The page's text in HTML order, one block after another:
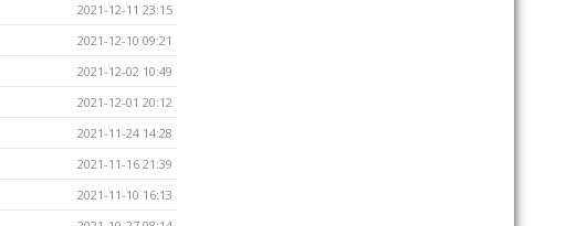
2021-12-11 23:15
2021-12-10 09:21
2021-12-02 10:49
2021-12-01 20:12
2021-11-24 14:28
2021-11-16 21:39
2021-11-10 16:13